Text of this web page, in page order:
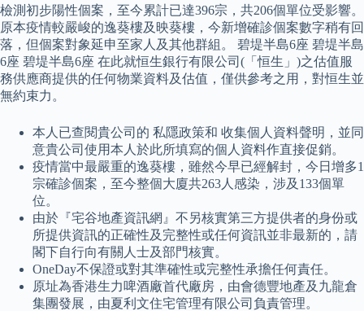
檢測初步陽性個案，至今累計已達396宗，共206個單位受影響。
原本疫情較嚴峻的逸葵樓及映葵樓，今新增確診個案數字稍有回
落，但個案對象延申至家人及其他群組。 碧堤半島6座 碧堤半島
6座 碧堤半島6座 在此就恒生銀行有限公司(「恒生」)之估值服
務供應商提供的任何物業資料及估值，僅供參考之用，對恒生並
無約束力。
本人已查閱貴公司的 私隱政策和 收集個人資料聲明，並同
意貴公司使用本人於此所填寫的個人資料作直接促銷。
疫情當中最嚴重的逸葵樓，雖然今早已經解封，今日增多1
宗確診個案，至今整個大廈共263人感染，涉及133個單
位。
由於『宅谷地產資訊網』不另核實第三方提供者的身份或
所提供資訊的正確性及完整性或任何資訊並非最新的，請
閣下自行向有關人士及部門核實。
OneDay不保證或對其準確性或完整性承擔任何責任。
原址為香港生力啤酒廠首代廠房，由會德豐地產及九龍倉
集團發展，由夏利文住宅管理有限公司負責管理。